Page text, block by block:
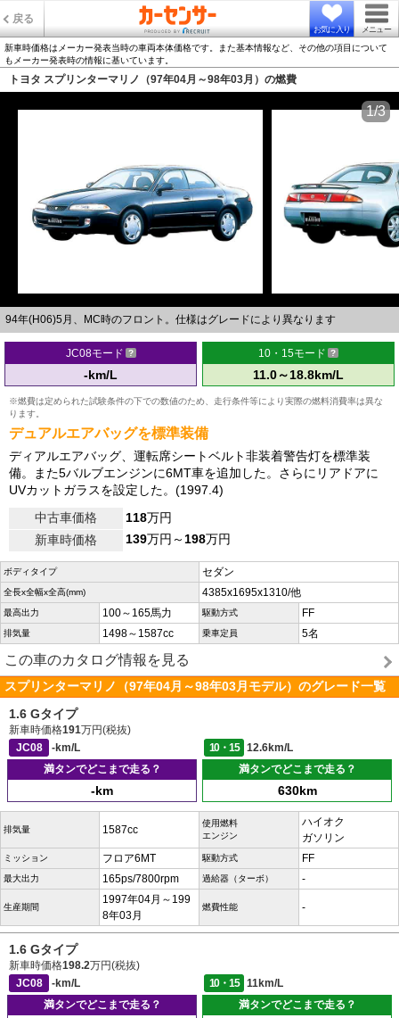
戻る
お気に入り メニュー
新車時価格はメーカー発表当時の車両本体価格です。また基本情報など、その他の項目について
もメーカー発表時の情報に基いています。
トヨタ スプリンターマリノ（97年04月～98年03月）の燃費
94年(H06)5月、MC時のフロント。仕様はグレードにより異なります
1/3
JC08モード
-km/L
10・15モード
11.0～18.8km/L
※燃費は定められた試験条件の下での数値のため、走行条件等により実際の燃料消費率は異な
ります。
デュアルエアバッグを標準装備
ディアルエアバッグ、運転席シートベルト非装着警告灯を標準装
備。また5バルブエンジンに6MT車を追加した。さらにリアドアに
UVカットガラスを設定した。(1997.4)
中古車価格
118万円
新車時価格
139万円～198万円
ボディタイプ セダン
全長x全幅x全高(mm) 4385x1695x1310/他
最高出力 100～165馬力 駆動方式 FF
排気量 1498～1587cc 乗車定員 5名
この車のカタログ情報を見る
スプリンターマリノ（97年04月～98年03月モデル）のグレード一覧
1.6 Gタイプ
新車時価格191万円(税抜)
JC08
-km/L 10・15
12.6km/L
満タンでどこまで走る？
-km
満タンでどこまで走る？
630km
排気量 1587cc
使用燃料
エンジン
ハイオク
ガソリン
ミッション フロア6MT 駆動方式 FF
最大出力 165ps/7800rpm 過給器（ターボ） -
生産期間
1997年04月～199
8年03月
燃費性能 -
1.6 Gタイプ
新車時価格198.2万円(税抜)
JC08
-km/L 10・15
11km/L
満タンでどこまで走る？
満タンでどこまで走る？